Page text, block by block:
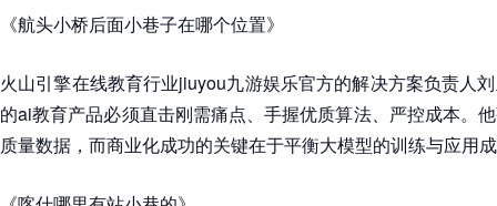
《航头小桥后面小巷子在哪个位置》
火山引擎在线教育行业jiuyou九游娱乐官方的解决方案负责人
的ai教育产品必须直击刚需痛点、手握优质算法、严控成本。
质量数据，而商业化成功的关键在于平衡大模型的训练与应用